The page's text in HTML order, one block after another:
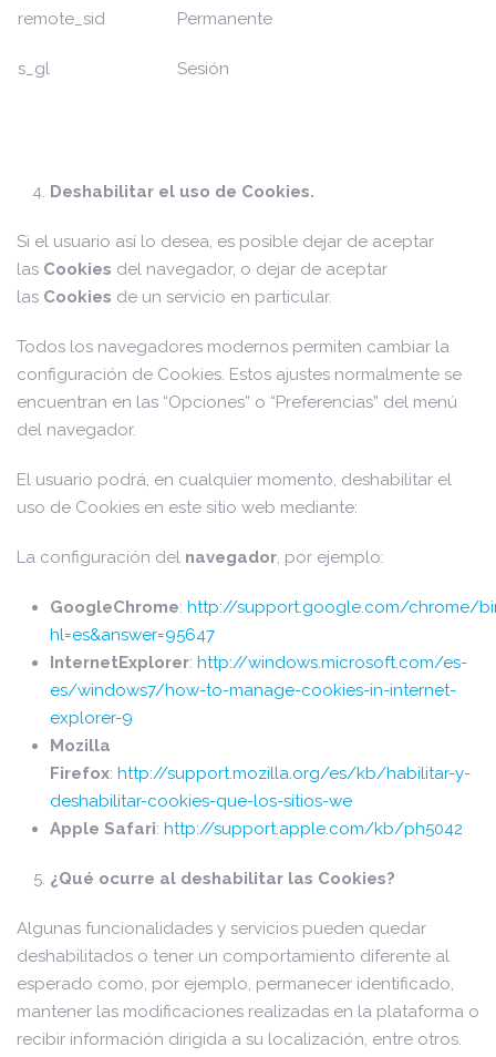
remote_sid
s_gl
Permanente
Sesión
Deshabilitar el uso de Cookies.
Si el usuario así lo desea, es posible dejar de aceptar
las Cookies del navegador, o dejar de aceptar
las Cookies de un servicio en particular.
Todos los navegadores modernos permiten cambiar la
configuración de Cookies. Estos ajustes normalmente se
encuentran en las “Opciones” o “Preferencias” del menú
del navegador.
El usuario podrá, en cualquier momento, deshabilitar el
uso de Cookies en este sitio web mediante:
La configuración del navegador, por ejemplo:
GoogleChrome: http://support.google.com/chrome/
hl=es&answer=95647
InternetExplorer: http://windows.microsoft.com/es-
es/windows7/how-to-manage-cookies-in-internet-
explorer-9
Mozilla
Firefox: http://support.mozilla.org/es/kb/habilitar-y-
deshabilitar-cookies-que-los-sitios-we
Apple Safari: http://support.apple.com/kb/ph5042
¿Qué ocurre al deshabilitar las Cookies?
Algunas funcionalidades y servicios pueden quedar
deshabilitados o tener un comportamiento diferente al
esperado como, por ejemplo, permanecer identificado,
mantener las modificaciones realizadas en la plataforma o
recibir información dirigida a su localización, entre otros.